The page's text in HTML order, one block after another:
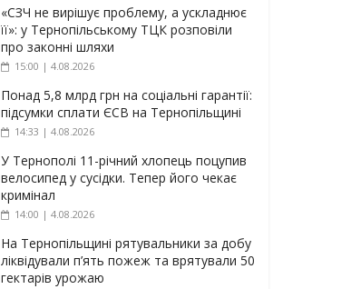
«СЗЧ не вирішує проблему, а ускладнює
її»: у Тернопільському ТЦК розповіли
про законні шляхи
15:00 | 4.08.2026
Понад 5,8 млрд грн на соціальні гарантії:
підсумки сплати ЄСВ на Тернопільщині
14:33 | 4.08.2026
У Тернополі 11-річний хлопець поцупив
велосипед у сусідки. Тепер його чекає
кримінал
14:00 | 4.08.2026
На Тернопільщині рятувальники за добу
ліквідували п’ять пожеж та врятували 50
гектарів урожаю